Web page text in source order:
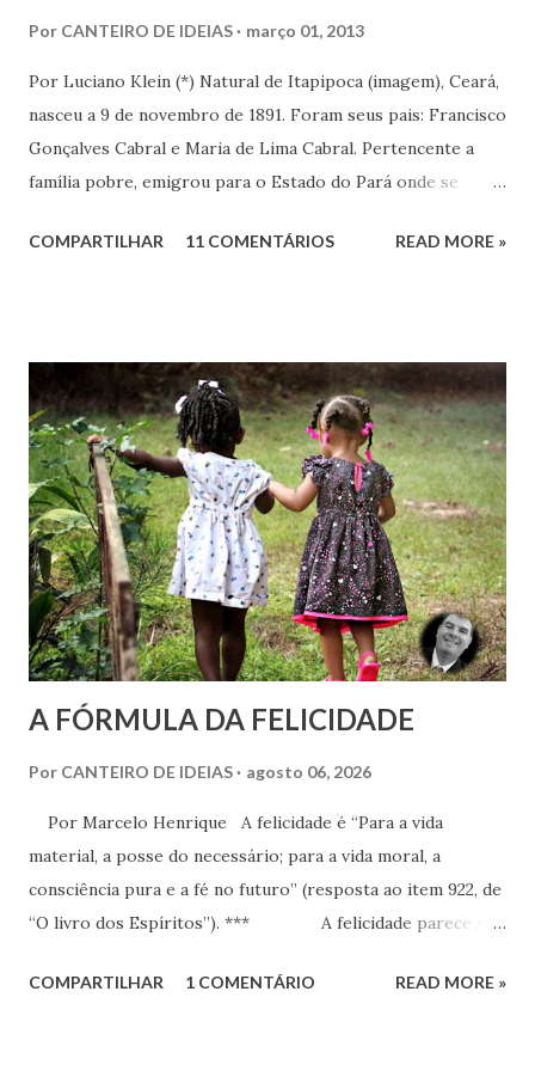
Por CANTEIRO DE IDEIAS março 01, 2013
Por Luciano Klein (*) Natural de Itapipoca (imagem), Ceará,
nasceu a 9 de novembro de 1891. Foram seus pais: Francisco
Gonçalves Cabral e Maria de Lima Cabral. Pertencente a
família pobre, emigrou para o Estado do Pará onde se
nos estudos, adquiriu conhecimentos gerais, notadamente
com rapidez e brilhantismo.
COMPARTILHAR 11 COMENTÁRIOS READ MORE »
A FÓRMULA DA FELICIDADE
Por CANTEIRO DE IDEIAS agosto 06, 2026
Por Marcelo Henrique A felicidade é “Para a vida
material, a posse do necessário; para a vida moral, a
consciência pura e a fé no futuro” (resposta ao item 922, de
“O livro dos Espíritos”). *** A felicidade parece ser
desejo, a aspiração, o projeto de vida de cada criatura,
COMPARTILHAR 1 COMENTÁRIO READ MORE »